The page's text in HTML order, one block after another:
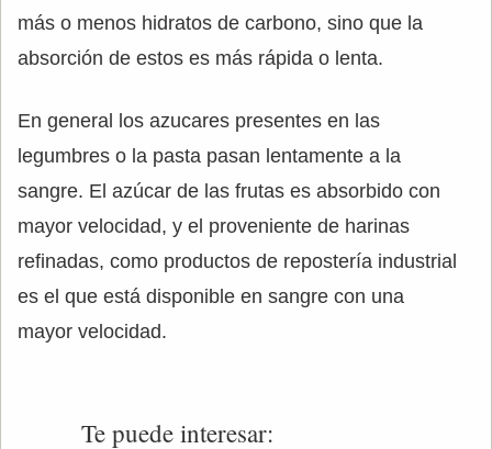
más o menos hidratos de carbono, sino que la
absorción de estos es más rápida o lenta.
En general los azucares presentes en las
legumbres o la pasta pasan lentamente a la
sangre. El azúcar de las frutas es absorbido con
mayor velocidad, y el proveniente de harinas
refinadas, como productos de repostería industrial
es el que está disponible en sangre con una
mayor velocidad.
Te puede interesar: